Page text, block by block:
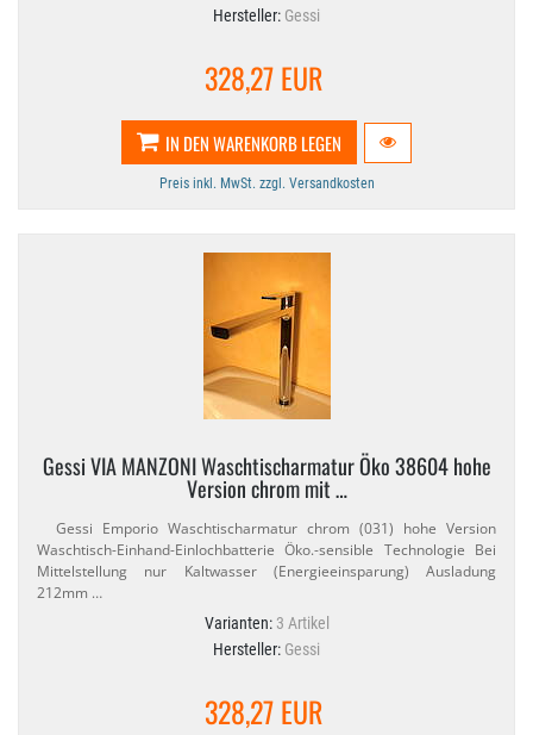
Hersteller: Gessi
328,27 EUR
IN DEN WARENKORB LEGEN
Preis inkl. MwSt. zzgl. Versandkosten
Gessi VIA MANZONI Waschtischarmatur Öko 38604 hohe
Version chrom mit …
Gessi Emporio Waschtischarmatur chrom (031) hohe Version
Waschtisch-​Einhand-​Einlochbatterie Öko.​-sensible Technologie Bei
Mittelstellung nur Kaltwasser (Energieeinsparung) Ausladung
212mm …
Varianten: 3 Artikel
Hersteller: Gessi
328,27 EUR